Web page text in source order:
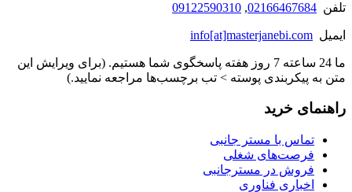
تلفن 02166467684
,
09122590310
ایمیل info[at]masterjanebi.com
ما 24 ساعته 7 روز هفته پاسخگوی شما هستیم. (برای ویرایش این
متن به پیکربندی پوسته > تب برچسب‌ها مراجعه نمایید.)
راهنمای خرید
تماس با مستر جانبی
فرصت‌های شغلی
فروش در مسترجانبی
اخباری فناوری